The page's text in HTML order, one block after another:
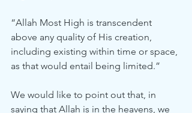
“Allah Most High is transcendent
above any quality of His creation,
including existing within time or space,
as that would entail being limited.”
We would like to point out that, in
saying that Allah is in the heavens, we